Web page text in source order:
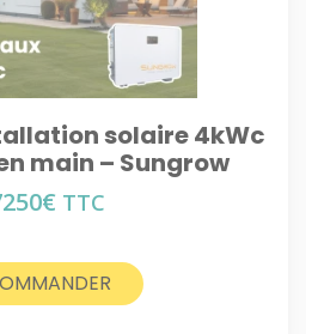
solaire 4kWc
main – Sungrow
€ TTC